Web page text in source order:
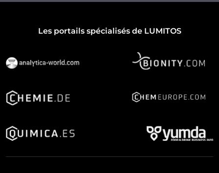
Les portails spécialisés de LUMITOS